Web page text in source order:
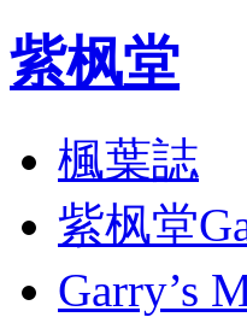
紫枫堂
楓葉誌
紫枫堂
Garry’s